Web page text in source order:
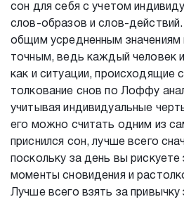
сон для себя с учетом
слов-образов и слов-
общим усредненным значениям
точным, ведь каждый человек
как и ситуации, происходящие
толкование снов по Лоффу
учитывая индивидуальные
его можно считать одним из
приснился сон, лучше всего
поскольку за день вы
моменты сновидения и
Лучше всего взять за